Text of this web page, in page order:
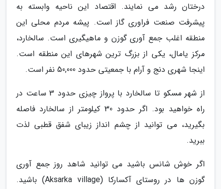
درختان رشد می نمایند. اقتصاد این ناحیه وابسته به
پیشرفت صنعت فراوری گاز است. پیشه مردم محلی این
منطقه اغلب جمع آوری گوزن و ماهیگیری است. سالخارد،
مرکز یامال، یکی از بزرگ ترین شهرهای این منطقه است.
اینجا شهری دنج و آرام با جمعیتی حدود 50,000 نفر است.
از شهر مسکو تا سالخارد با پرواز چیزی حدود 3 ساعت در
راه خواهید بود. اگر حدود 30 کیلومتر از سالخارد فاصله
بگیرید، می توانید از چشم انداز زیبای شفق قطبی لذت
ببرید.
اگر خوش شانس باشید می توانید شاهد روز جمع آوری
گوزن ها در روستای آکسارکا (Aksarka village) باشید.